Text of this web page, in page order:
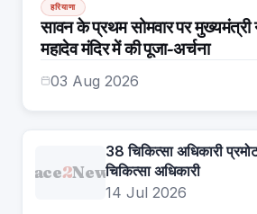
हरियाणा
सावन के प्रथम सोमवार पर
महादेव मंदिर में की पूजा-अर्चना
03 Aug 2026
Face2News
38 चिकित्सा अधिकारी
चिकित्सा अधिकारी
14 Jul 2026